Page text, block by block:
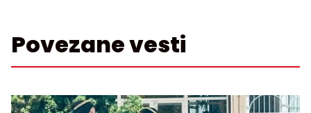
Povezane vesti